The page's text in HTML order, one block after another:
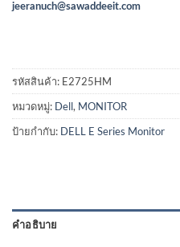
jeeranuch@sawaddeeit.com
รหัสสินค้า: E2725HM
หมวดหมู่: Dell, MONITOR
ป้ายกำกับ: DELL E Series Monitor
คำอธิบาย